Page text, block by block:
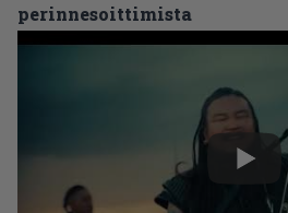
perinnesoittimista